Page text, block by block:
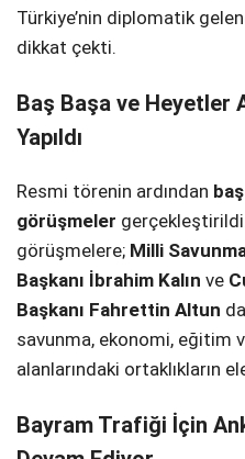
Türkiye’nin diplomatik
dikkat çekti.
Baş Başa ve Heyetler
Yapıldı
Resmi törenin ardından
görüşmeler
görüşmelere; Milli
Başkanı İbrahim Kalın ve
Başkanı Fahrettin Altun
savunma, ekonomi, eğitim
alanlarındaki ortaklıkların
Bayram Trafiği İçin